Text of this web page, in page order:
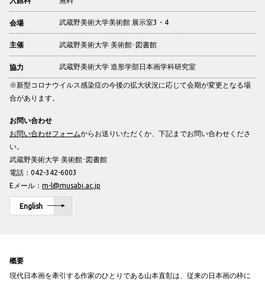
会場 武蔵野美術大学美術館 展示室3・4
主催 武蔵野美術大学 美術館･図書館
協力
武蔵野美術大学 造形学部日本画学科研究室
※新型コロナウイルス感染症の今後の拡大状況に応じて会期が変更となる場
合があります。
お問い合わせ
お問い合わせフォームからお送りいただくか、下記までお問い合わせくださ
い。
武蔵野美術大学 美術館･図書館
電話：042-342-6003
Eメール： m-l@musabi.ac.jp
English
概要
現代日本画を牽引する作家のひとりである山本直彰は、従来の日本画の枠に